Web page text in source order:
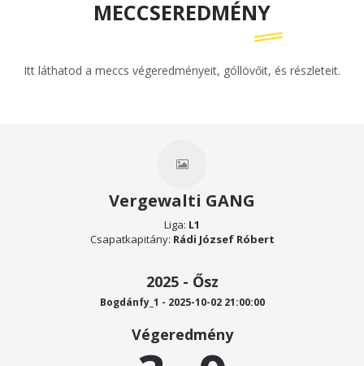
MECCSEREDMÉNY
Itt láthatod a meccs végeredményeit, góllövőit, és részleteit.
Vergewalti GANG
Liga: L1
Csapatkapitány: Rádi József Róbert
2025 - Ősz
Bogdánfy_1 - 2025-10-02 21:00:00
Végeredmény